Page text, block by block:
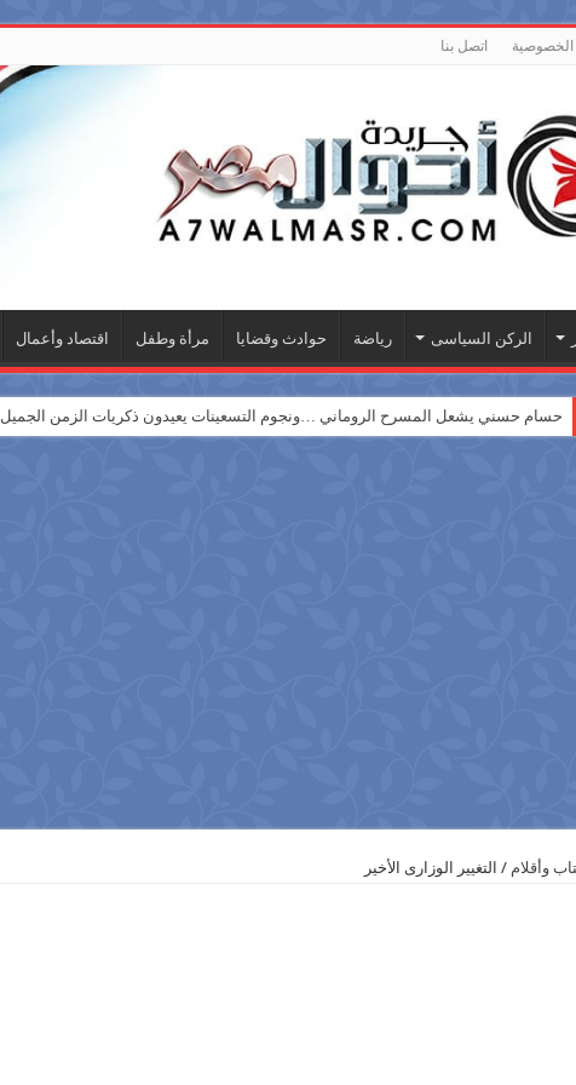
اتصل بنا
الركن السياسى رياضة حوادث وقضايا مرأة وطفل اقتصاد وأعمال
حسام حسني يشعل المسرح الروماني …ونجوم التسعينات يعيدون ذكريات الزمن الجميل
وأقلام / التغيير الوزارى الأخير